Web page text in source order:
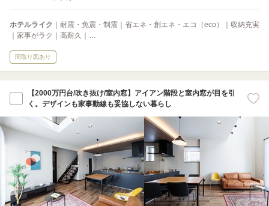
ホテルライク ｜耐震・免震・制震｜省エネ・創エネ・エコ（eco）｜収納充実
｜家事がラク｜高耐久｜…
間取り図あり
【2000万円台/吹き抜け/室内窓】アイアン階段と室内窓が目を引
く。デザインも家事動線も妥協しない暮らし